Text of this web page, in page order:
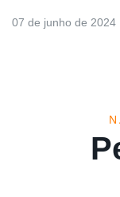
07 de junho de 2024